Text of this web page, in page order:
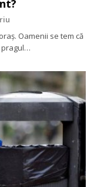
Oamenii se tem că
pragul…